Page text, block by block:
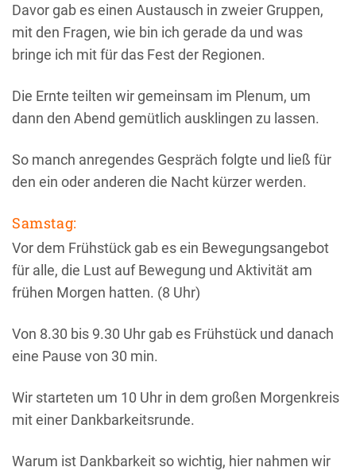
Davor gab es einen Austausch in zweier Gruppen,
mit den Fragen, wie bin ich gerade da und was
bringe ich mit für das Fest der Regionen.
Die Ernte teilten wir gemeinsam im Plenum, um
dann den Abend gemütlich ausklingen zu lassen.
So manch anregendes Gespräch folgte und ließ für
den ein oder anderen die Nacht kürzer werden.
Samstag:
Vor dem Frühstück gab es ein Bewegungsangebot
für alle, die Lust auf Bewegung und Aktivität am
frühen Morgen hatten. (8 Uhr)
Von 8.30 bis 9.30 Uhr gab es Frühstück und danach
eine Pause von 30 min.
Wir starteten um 10 Uhr in dem großen Morgenkreis
mit einer Dankbarkeitsrunde.
Warum ist Dankbarkeit so wichtig, hier nahmen wir